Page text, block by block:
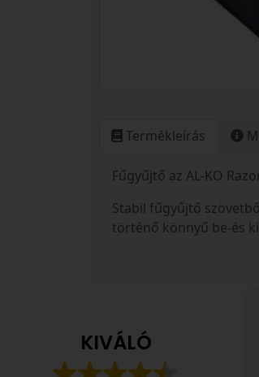
Termékleírás
Fűgyűjtő az AL-KO
Stabil fűgyűjtő
történő könnyű be-és
KIVÁLÓ